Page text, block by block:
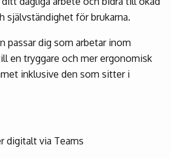
självständighet för brukarna.
passar dig som arbetar inom
en tryggare och mer ergonomisk
inklusive den som sitter i
digitalt via Teams